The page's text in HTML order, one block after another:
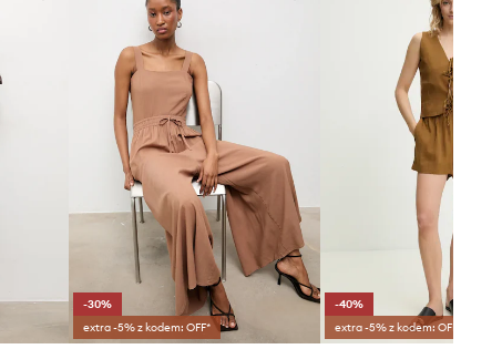
Zalecamy wybór rozmiaru, jaki nosisz
zazwyczaj.
Tabela rozmiarów
-30%
extra -5% z kodem: OFF*
-40%
extra -5% z kodem: OFF*